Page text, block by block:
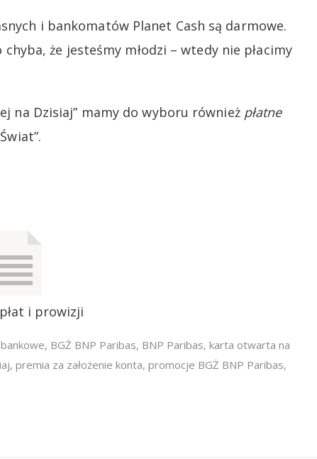
i bankomatów Planet Cash są darmowe.
że jesteśmy młodzi – wtedy nie płacimy
na Dzisiaj” mamy do wyboru również płatne
i prowizji
, BGŻ BNP Paribas, BNP Paribas, karta otwarta na
, premia za założenie konta, promocje BGŻ BNP Paribas,